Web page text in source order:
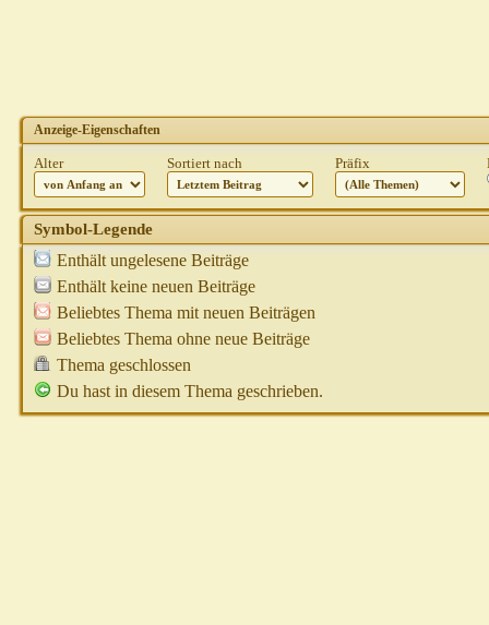
Anzeige-Eigenschaften
Alter Sortiert nach Präfix
Symbol-Legende
Enthält ungelesene Beiträge
Enthält keine neuen Beiträge
Beliebtes Thema mit neuen Beiträgen
Beliebtes Thema ohne neue Beiträge
Thema geschlossen
Du hast in diesem Thema geschrieben.